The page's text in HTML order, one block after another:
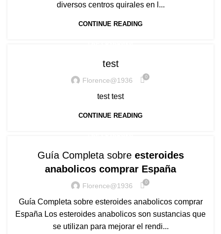
diversos centros quirales en l...
CONTINUE READING
test
Florence@1936 0
test test
CONTINUE READING
Guía Completa sobre esteroides
anabolicos comprar España
Florence@1936 0
Guía Completa sobre esteroides anabolicos comprar
España Los esteroides anabolicos son sustancias que
se utilizan para mejorar el rendi...